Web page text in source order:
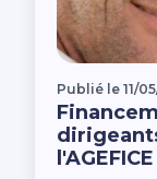
Publié le 11/
l'AGEFICE